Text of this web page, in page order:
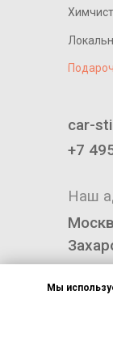
car-
+7
Наш
Мы